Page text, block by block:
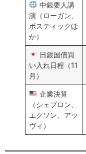
中銀要人講
演（ローガン、
ボスティックほ
か）
日銀国債買
い入れ日程（11
月）
企業決算
（シェブロン、
エクソン、アッ
ヴィ）